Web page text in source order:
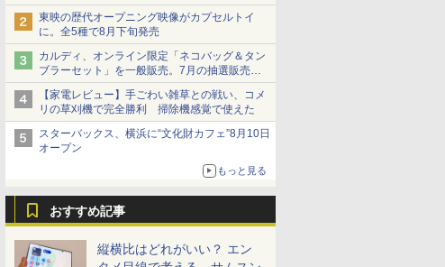
ショーツは1990円に
東映の歴代オープニング映像がカプセルトイ
に。全5種で8月下旬発売
カルディ、オンライン限定「ネコバッグ＆タン
ブラーセット」を一般販売。7月の抽選販売の
当選無効分
【家電レビュー】手ごわい雑草との戦い、コメ
リの草刈機で完全勝利 掃除機感覚で使えた
スターバックス、横浜に“文化財カフェ”8月10日
オープン
もっと見る
おすすめ記事
縦横比はどれがいい？ エン